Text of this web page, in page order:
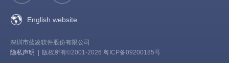
English website
深圳市蓝凌软件股份有限公司
隐私声明
版权所有©2001-2026 粤ICP备09200185号